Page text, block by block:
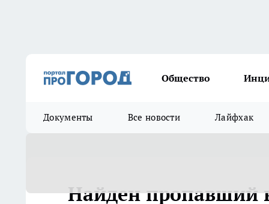
Общество
Документы Все новости Лайфхак
Найден пропавший